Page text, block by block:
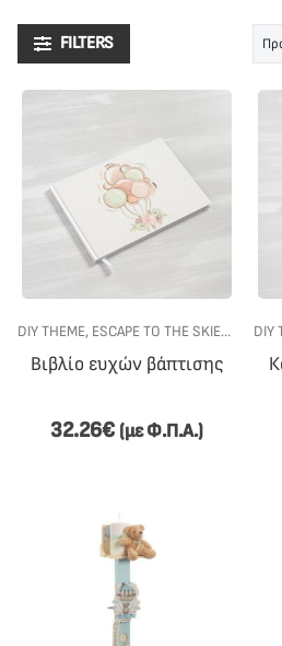
FILTERS
DIY THEME, ESCAPE TO THE SKIES ,
Βιβλίο ευχών βάπτισης
32.26€ (με Φ.Π.Α.)
DIY